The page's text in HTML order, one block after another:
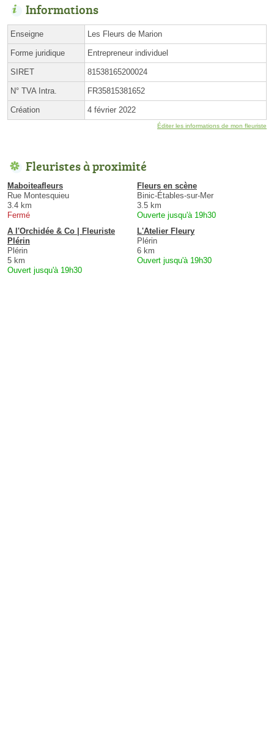
Informations
Enseigne Les Fleurs de Marion
Forme juridique Entrepreneur individuel
SIRET 81538165200024
N° TVA Intra. FR35815381652
Création 4 février 2022
Éditer les informations de mon fleuriste
Fleuristes à proximité
Maboiteafleurs
Rue Montesquieu
3.4 km
Fermé
Fleurs en scène
Binic-Étables-sur-Mer
3.5 km
Ouverte jusqu'à 19h30
A l'Orchidée & Co | Fleuriste
Plérin
Plérin
5 km
Ouvert jusqu'à 19h30
L'Atelier Fleury
Plérin
6 km
Ouvert jusqu'à 19h30